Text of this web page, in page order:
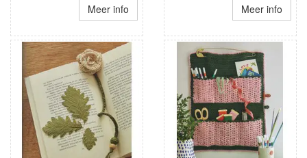
Meer info Meer info